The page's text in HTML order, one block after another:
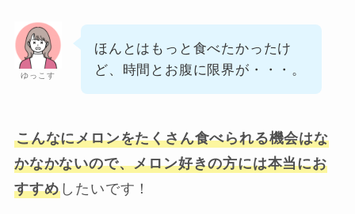
ゆっこす
ほんとはもっと食べたかったけ
ど、時間とお腹に限界が・・・。
こんなにメロンをたくさん食べられる機会はな
かなかないので、メロン好きの方には本当にお
すすめ したいです！